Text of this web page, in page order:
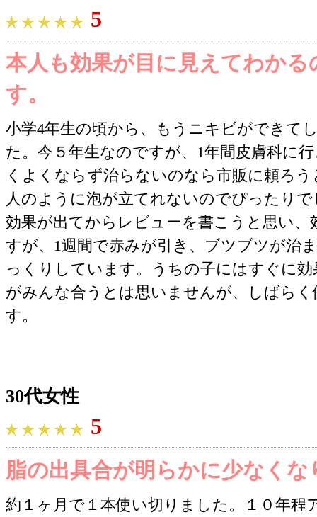
5
本人も効果が目に見えてわか
す。
小学4年生の頃から、もうニキビができて
た。今５年生なのですが、1年間皮膚科に
くよくならず治らないのなら市販に頼ろ
人のように泡が立てれないのでぴったりで
効果が出てからレビューを書こうと思い
すが、1週間で赤みが引き、ブツブツが治
っくりしています。うちの子にはすぐに
がみんな合うとは思いませんが、しばら
す。
30代女性
5
脂の出具合が明らかに少なくな
約１ヶ月で１本使い切りました。１０年